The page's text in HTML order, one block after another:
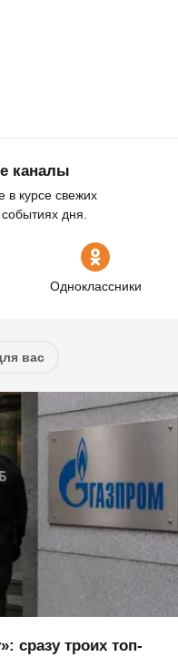
каналы
в курсе свежих
дня.
Одноклассники
вас
сразу троих топ-